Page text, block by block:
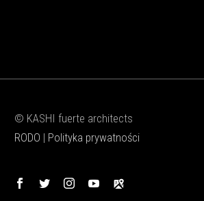
© KASHI fuerte architects
RODO | Polityka prywatności